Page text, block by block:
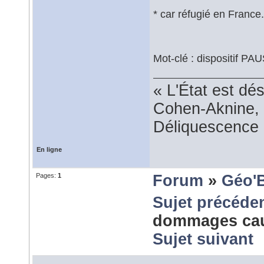
* car réfugié en France.
Mot-clé : dispositif
« L'État est
Cohen-
En ligne
Pages: 1 Forum »
Sujet
dommages
Sujet suivant